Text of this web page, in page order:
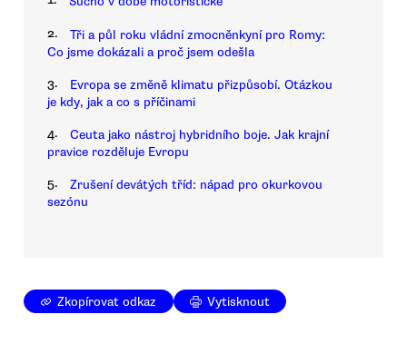
2.
Tři a půl roku vládní zmocněnkyní pro Romy:
Co jsme dokázali a proč jsem odešla
3.
Evropa se změně klimatu přizpůsobí. Otázkou
je kdy, jak a co s příčinami
4.
Ceuta jako nástroj hybridního boje. Jak krajní
pravice rozděluje Evropu
5.
Zrušení devátých tříd: nápad pro okurkovou
sezónu
Zkopírovat odkaz Vytisknout